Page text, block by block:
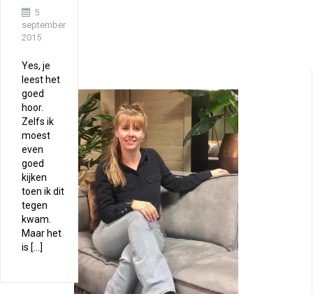
5
september
2015
Yes, je
leest het
goed
hoor.
Zelfs ik
moest
even
goed
kijken
toen ik dit
tegen
kwam.
Maar het
is […]